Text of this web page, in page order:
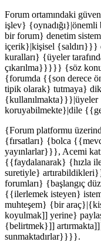
Forum ortamındaki
işlev}
bir forum} denetim
içerik}|kişisel {saldırı}}}
kuralları} {üyeler
çıkarılma}}}}} {söz
{forumda {{son derece
tipik olarak} tutmaya}
koruyabilmekte}|dile
{Forum platformu
{fırsatları} {bolca
yayınlarlar}}}, Acemi
{{faydalanarak} {hızla
suretiyle}
forumları} {başlangıç
{{ilerlemek isteyen}
muhteşem} {bir
koyulmak]] yerine}
{belirtmek}]]
sunmaktadırlar}}}}.